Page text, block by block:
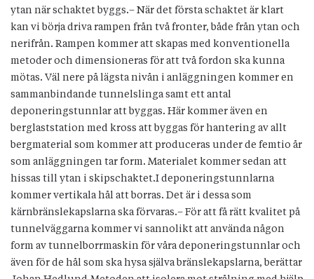
ytan när schaktet byggs.– När det första schaktet är klart
kan vi börja driva rampen från två fronter, både från ytan och
nerifrån. Rampen kommer att skapas med konventionella
metoder och dimensioneras för att två fordon ska kunna
mötas. Väl nere på lägsta nivån i anläggningen kommer en
sammanbindande tunnelslinga samt ett antal
deponeringstunnlar att byggas. Här kommer även en
berglaststation med kross att byggas för hantering av allt
bergmaterial som kommer att produceras under de femtio år
som anläggningen tar form. Materialet kommer sedan att
hissas till ytan i skipschaktet.I deponeringstunnlarna
kommer vertikala hål att borras. Det är i dessa som
kärnbränslekapslarna ska förvaras.– För att få rätt kvalitet på
tunnelväggarna kommer vi sannolikt att använda någon
form av tunnelborrmaskin för våra deponeringstunnlar och
även för de hål som ska hysa själva bränslekapslarna, berättar